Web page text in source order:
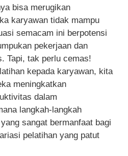
bisa merugikan
karyawan tidak mampu
semacam ini berpotensi
pekerjaan dan
Tapi, tak perlu cemas!
kepada karyawan, kita
meningkatkan
dalam
langkah-langkah
sangat bermanfaat bagi
pelatihan yang patut